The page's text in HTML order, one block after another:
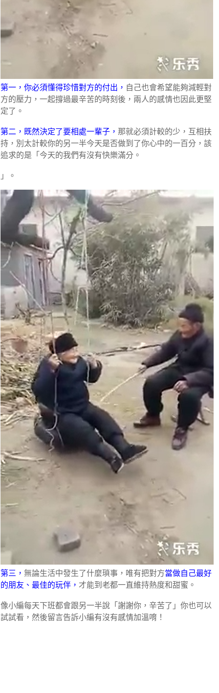
第一，你必須懂得珍惜對方的付出， 自己也會希望能夠減輕對
方的壓力，一起撐過最辛苦的時刻後，兩人的感情也因此更堅
定了。
第二，既然決定了要相處一輩子， 那就必須計較的少，互相扶
持，別太計較你的另一半今天是否做到了你心中的一百分，該
追求的是「今天的我們有沒有快樂滿分。
」。
第三， 無論生活中發生了什麼瑣事，唯有把對方當做自己最好
的朋友、最佳的玩伴， 才能到老都一直維持熱度和甜蜜。
像小編每天下班都會跟另一半說「謝謝你，辛苦了」你也可以
試試看，然後留言告訴小編有沒有感情加溫唷！